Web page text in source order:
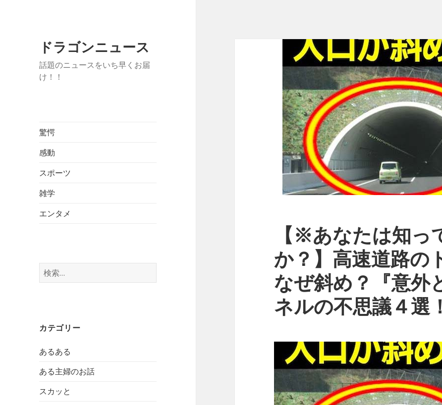
ドラゴンニュース
話題のニュースをいち早くお届
け！！
驚愕
感動
スポーツ
雑学
エンタメ
検
索:
カテゴリー
あるある
ある主婦のお話
スカッと
【※あなたは知っ
か？】高速道路の
なぜ斜め？『意外
ネルの不思議４選